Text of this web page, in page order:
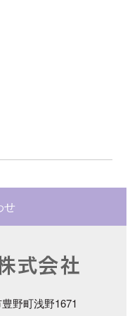
せ
野町浅野1671